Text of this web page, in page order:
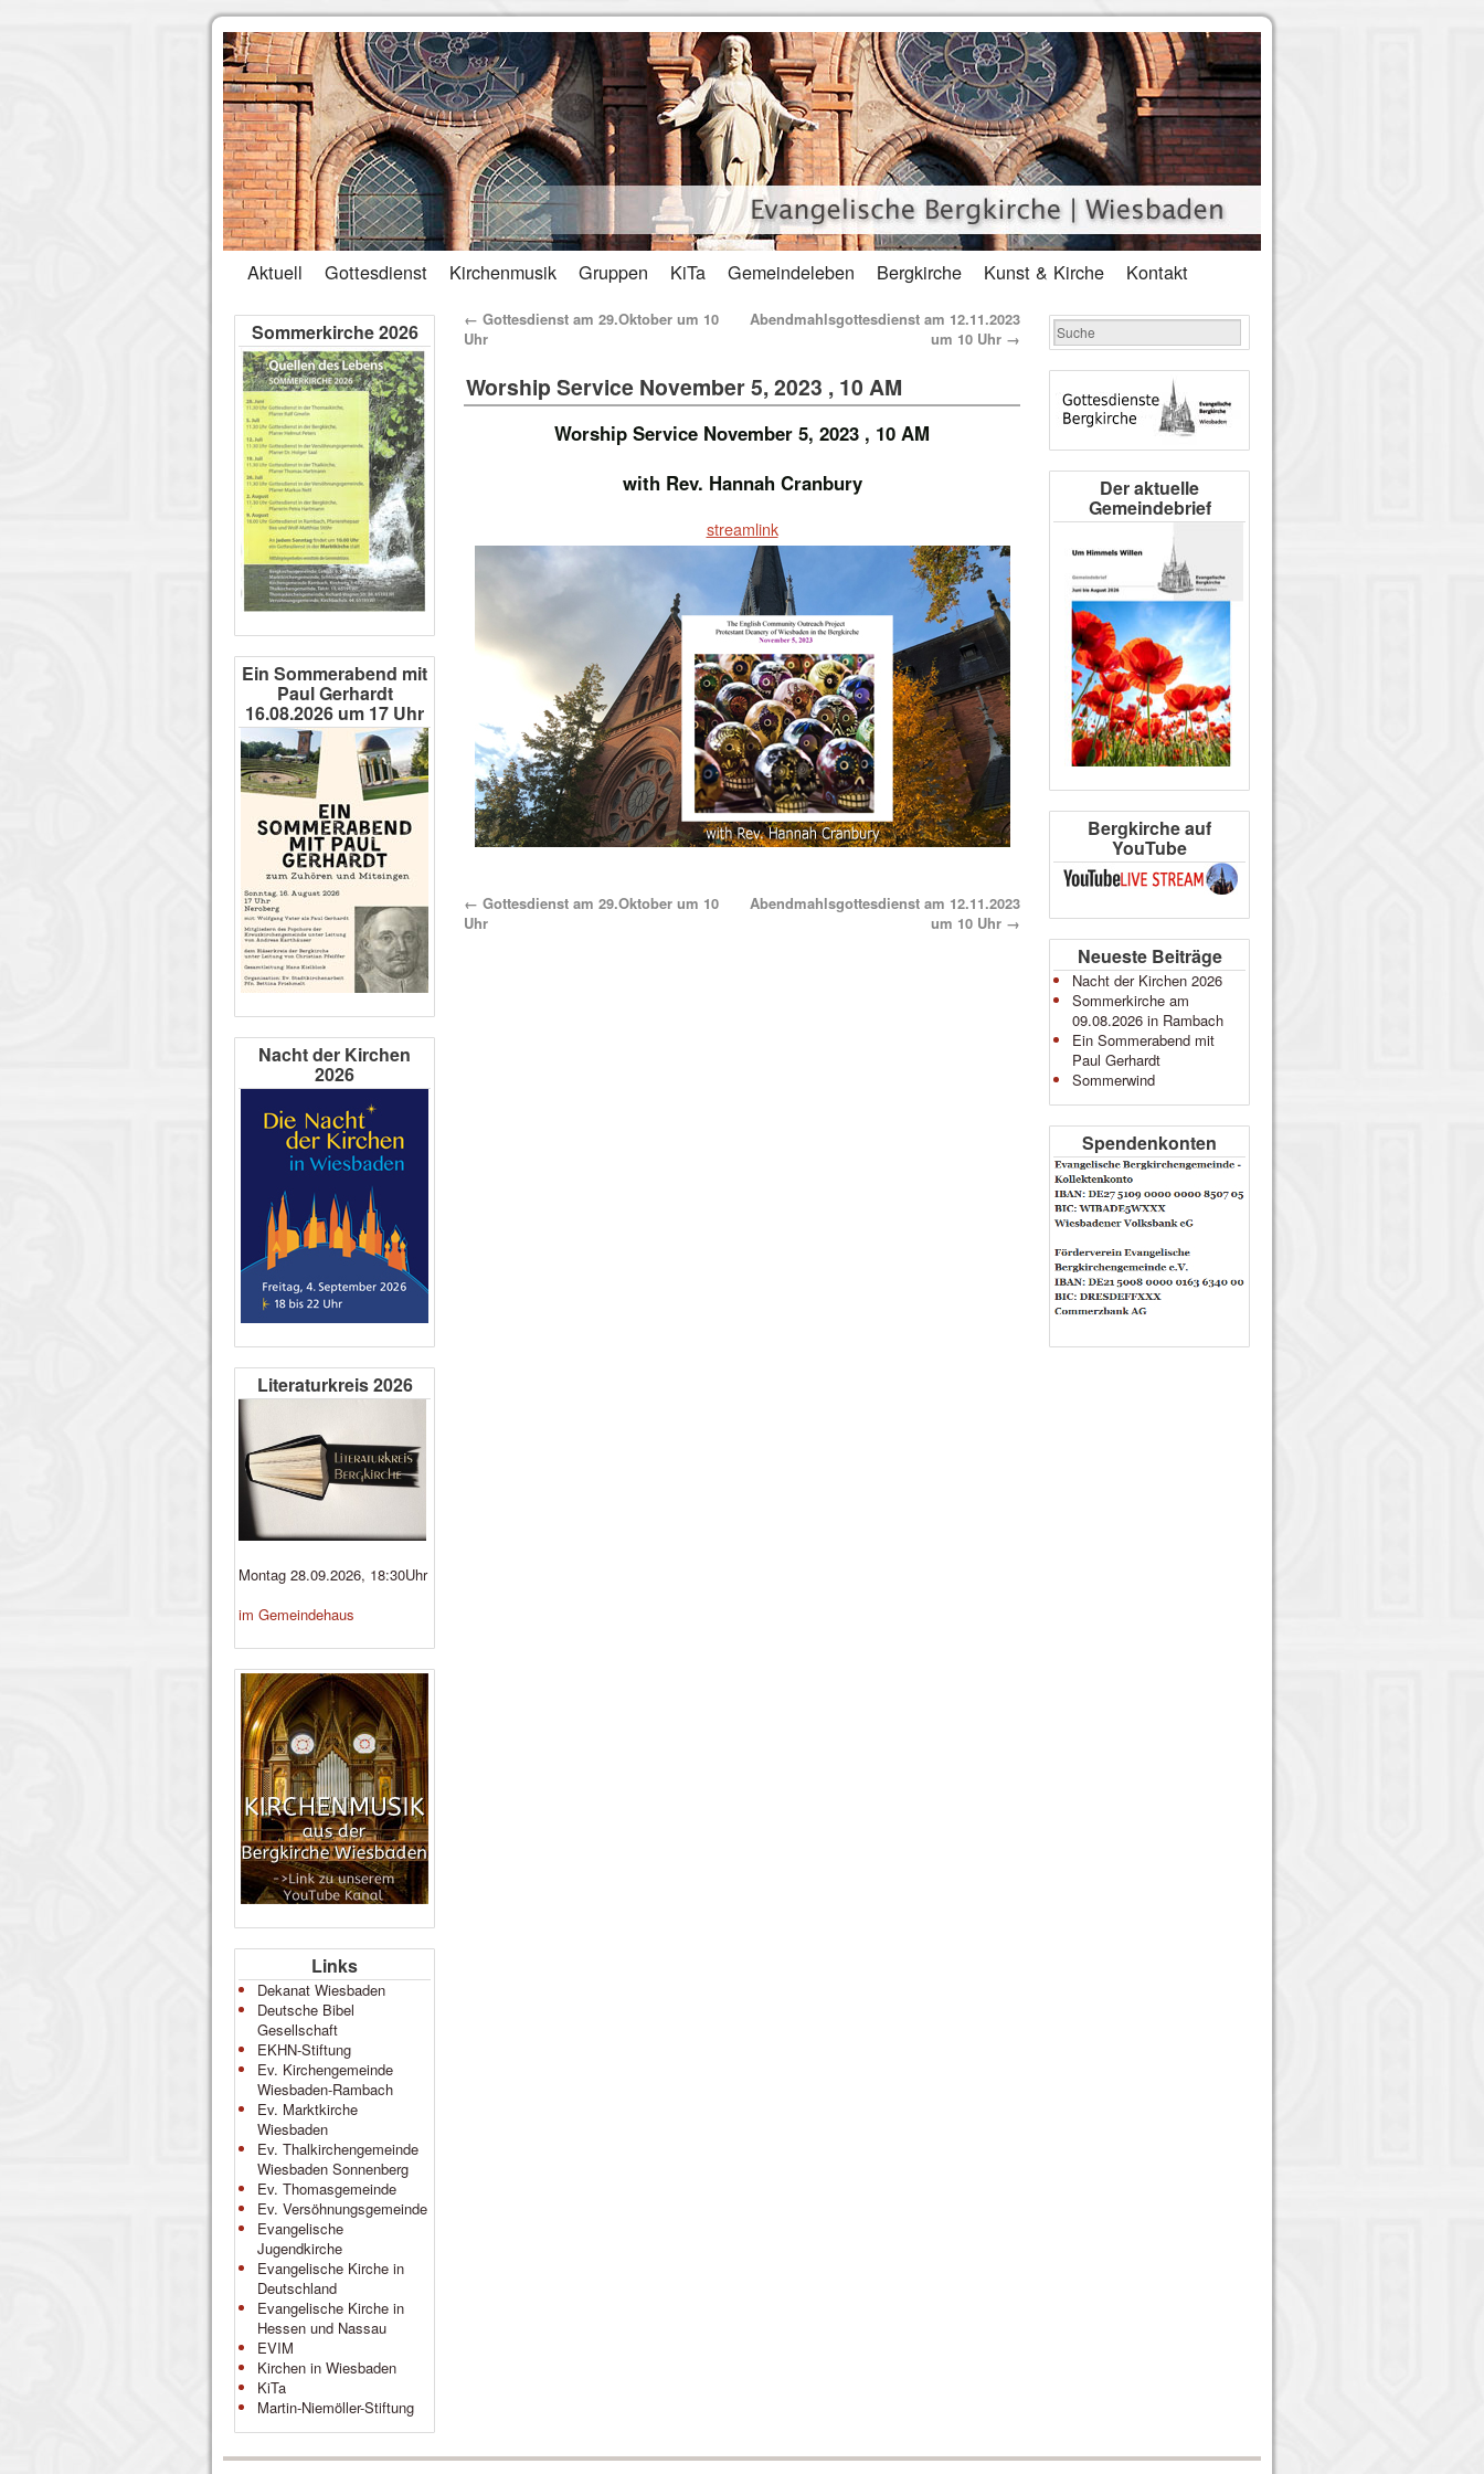
Aktuell Gottesdienst Kirchenmusik Gruppen KiTa Gemeindeleben Bergkirche Kunst & Kirche Kontakt
← Gottesdienst am 29.Oktober um 10
Uhr
Abendmahlsgottesdienst am 12.11.2023
um 10 Uhr →
Worship Service November 5, 2023 , 10 AM
Worship Service November 5, 2023 , 10 AM
with Rev. Hannah Cranbury
streamlink
← Gottesdienst am 29.Oktober um 10
Uhr
Abendmahlsgottesdienst am 12.11.2023
um 10 Uhr →
Sommerkirche 2026
Ein Sommerabend mit
Paul Gerhardt
16.08.2026 um 17 Uhr
Nacht der Kirchen
2026
Literaturkreis 2026
Montag 28.09.2026, 18:30Uhr
im Gemeindehaus
Links
Dekanat Wiesbaden
Deutsche Bibel
Gesellschaft
EKHN-Stiftung
Ev. Kirchengemeinde
Wiesbaden-Rambach
Ev. Marktkirche
Wiesbaden
Ev. Thalkirchengemeinde
Wiesbaden Sonnenberg
Ev. Thomasgemeinde
Ev. Versöhnungsgemeinde
Evangelische
Jugendkirche
Evangelische Kirche in
Deutschland
Evangelische Kirche in
Hessen und Nassau
EVIM
Kirchen in Wiesbaden
KiTa
Martin-Niemöller-Stiftung
Der aktuelle
Gemeindebrief
Bergkirche auf
YouTube
Neueste Beiträge
Nacht der Kirchen 2026
Sommerkirche am
09.08.2026 in Rambach
Ein Sommerabend mit
Paul Gerhardt
Sommerwind
Spendenkonten